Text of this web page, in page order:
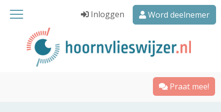
Inloggen Word deelnemer
Praat mee!